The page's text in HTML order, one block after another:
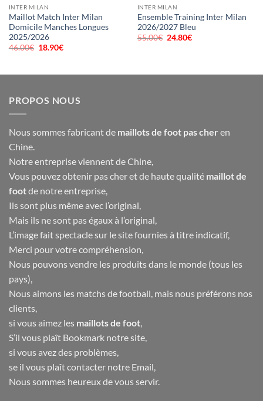
INTER MILAN
Maillot Match Inter Milan
Domicile Manches Longues
2025/2026
46.00€ Le
18.90€Le
INTER MILAN
Ensemble Training Inter Milan
2026/2027 Bleu
55.00€ Le
24.80€Le
PROPOS NOUS
Nous sommes fabricant de maillots de foot pas cher en
Chine.
Notre entreprise viennent de Chine,
Vous pouvez obtenir pas cher et de haute qualité maillot de
footde notre entreprise,
Ils sont plus même avec l’original,
Mais ils ne sont pas égaux à l’original,
L’image fait spectacle sur le site fournies à titre indicatif,
Merci pour votre compréhension,
Nous pouvons vendre les produits dans le monde (tous les
pays),
Nous aimons les matchs de football, mais nous préférons nos
clients,
si vous aimez les maillots de foot,
S’il vous plaît Bookmark notre site,
si vous avez des problèmes,
se il vous plaît contacter notre Email,
Nous sommes heureux de vous servir.